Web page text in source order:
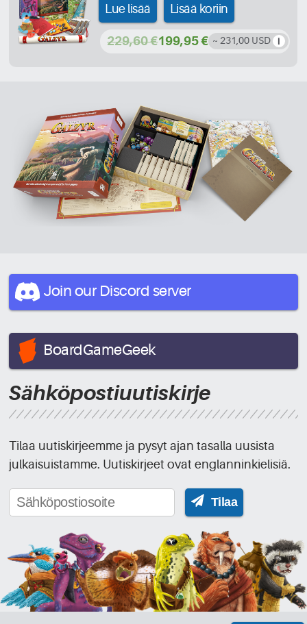
Lue lisää Lisää koriin
229,60 €199,95 € ~ 231,00 USD
Join our Discord server
BoardGameGeek
Sähköpostiuutiskirje
Tilaa uutiskirjeemme ja pysyt ajan tasalla uusista
julkaisuistamme. Uutiskirjeet ovat englanninkielisiä.
Tilaa